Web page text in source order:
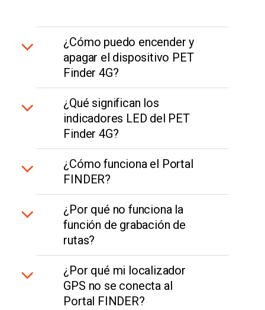
¿Cómo puedo encender y
apagar el dispositivo PET
Finder 4G?
¿Qué significan los
indicadores LED del PET
Finder 4G?
¿Cómo funciona el Portal
FINDER?
¿Por qué no funciona la
función de grabación de
rutas?
¿Por qué mi localizador
GPS no se conecta al
Portal FINDER?